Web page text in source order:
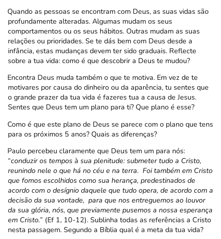
Quando as pessoas se encontram com Deus, as suas vidas são
profundamente alteradas. Algumas mudam os seus
comportamentos ou os seus hábitos. Outras mudam as suas
relações ou prioridades. Se te dás bem com Deus desde a
infância, estas mudanças devem ter sido graduais. Reflecte
sobre a tua vida: como é que descobrir a Deus te mudou?
Encontra Deus muda também o que te motiva. Em vez de te
motivares por causa do dinheiro ou da aparência, tu sentes que
o grande prazer da tua vida é fazeres tua a causa de Jesus.
Sentes que Deus tem um plano para ti? Que plano é esse?
Como é que este plano de Deus se parece com o plano que tens
para os próximos 5 anos? Quais as diferenças?
Paulo percebeu claramente que Deus tem um para nós:
“conduzir os tempos à sua plenitude: submeter tudo a Cristo,
reunindo nele o que há no céu e na terra. Foi também em Cristo
que fomos escolhidos como sua herança, predestinados de
acordo com o desígnio daquele que tudo opera, de acordo com a
decisão da sua vontade, para que nos entreguemos ao louvor
da sua glória, nós, que previamente pusemos a nossa esperança
em Cristo.” (Ef 1, 10-12). Sublinha todas as referências a Cristo
nesta passagem. Segundo a Bíblia qual é a meta da tua vida?